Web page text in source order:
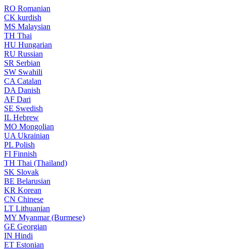
RO Romanian
CK kurdish
MS Malaysian
TH Thai
HU Hungarian
RU Russian
SR Serbian
SW Swahili
CA Catalan
DA Danish
AF Dari
SE Swedish
IL Hebrew
MO Mongolian
UA Ukrainian
PL Polish
FI Finnish
TH Thai (Thailand)
SK Slovak
BE Belarusian
KR Korean
CN Chinese
LT Lithuanian
MY Myanmar (Burmese)
GE Georgian
IN Hindi
ET Estonian